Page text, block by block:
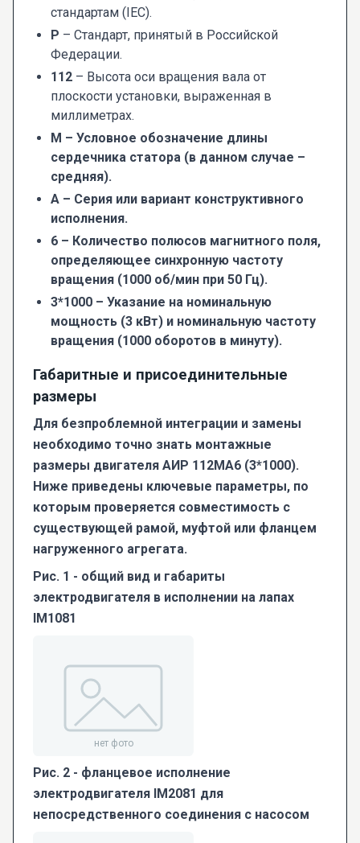
стандартам (IEC).
Р – Стандарт, принятый в Российской
Федерации.
112 – Высота оси вращения вала от
плоскости установки, выраженная в
миллиметрах.
М – Условное обозначение длины
сердечника статора (в данном случае –
средняя).
А – Серия или вариант конструктивного
исполнения.
6 – Количество полюсов магнитного поля,
определяющее синхронную частоту
вращения (1000 об/мин при 50 Гц).
3*1000 – Указание на номинальную
мощность (3 кВт) и номинальную частоту
вращения (1000 оборотов в минуту).
Габаритные и присоединительные
размеры
Для безпроблемной интеграции и замены
необходимо точно знать монтажные
размеры двигателя АИР 112МА6 (3*1000).
Ниже приведены ключевые параметры, по
которым проверяется совместимость с
существующей рамой, муфтой или фланцем
нагруженного агрегата.
Рис. 1 - общий вид и габариты
электродвигателя в исполнении на лапах
IM1081
Рис. 2 - фланцевое исполнение
электродвигателя IM2081 для
непосредственного соединения с насосом